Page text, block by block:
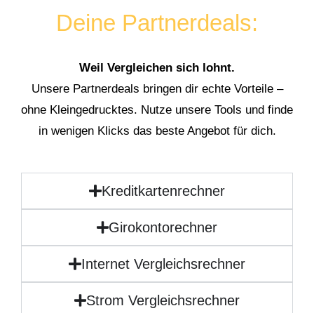
Deine Partnerdeals:
Weil Vergleichen sich lohnt.
Unsere Partnerdeals bringen dir echte Vorteile –
ohne Kleingedrucktes. Nutze unsere Tools und finde
in wenigen Klicks das beste Angebot für dich.
Kreditkartenrechner
Girokontorechner
Internet Vergleichsrechner
Strom Vergleichsrechner